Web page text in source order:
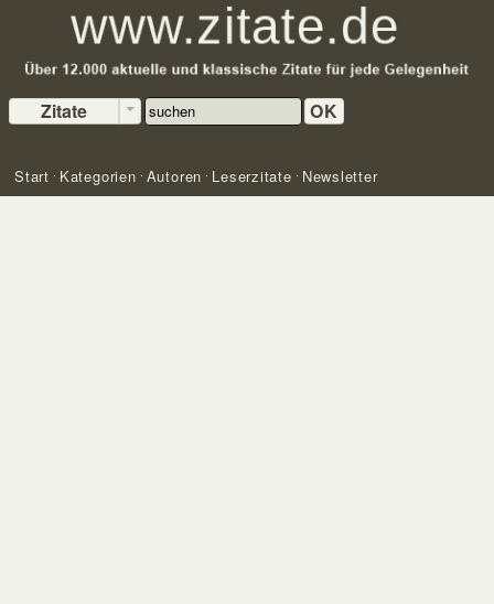
Zitate OK
Start Kategorien Autoren Leserzitate Newsletter